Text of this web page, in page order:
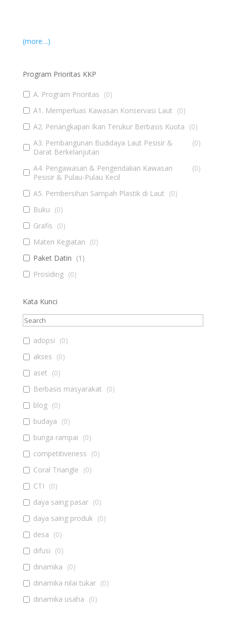
(more…)
Program Prioritas KKP
A. Program Prioritas (0)
A1. Memperluas Kawasan Konservasi Laut (0)
A2. Penangkapan Ikan Terukur Berbasis Kuota (0)
A3. Pembangunan Budidaya Laut Pesisir &
Darat Berkelanjutan
(0)
A4. Pengawasan & Pengendalian Kawasan
Pesisir & Pulau-Pulau Kecil
(0)
A5. Pembersihan Sampah Plastik di Laut (0)
Buku (0)
Grafis (0)
Materi Kegiatan (0)
Paket Datin (1 )
Prosiding (0)
Kata Kunci
adopsi (0)
akses (0)
aset (0)
Berbasis masyarakat (0)
blog (0)
budaya (0)
bunga rampai (0)
competitiveness (0)
Coral Triangle (0)
CTI (0)
daya saing pasar (0)
daya saing produk (0)
desa (0)
difusi (0)
dinamika (0)
dinamika nilai tukar (0)
dinamika usaha (0)